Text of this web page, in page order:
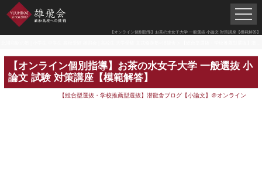
【オンライン個別指導】お茶の水女子大学 一般選抜 小論文 対策講座【模範解答】
【オンライン個別指導】お茶の水女子大学 一般選抜 小
論文 試験 対策講座【模範解答】
【総合型選抜・学校推薦型選抜】潜龍舎ブログ【小論文】＠オンライン